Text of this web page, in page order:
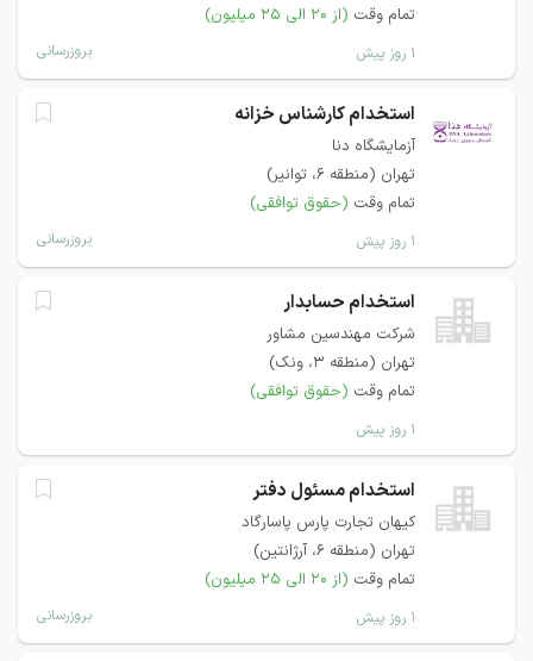
تمام وقت (از ۲۰ الی ۲۵ میلیون)
۱ روز پیش بروزرسانی
استخدام کارشناس خزانه
آزمایشگاه دنا
تهران (منطقه ۶، توانیر)
تمام وقت (حقوق توافقی)
۱ روز پیش بروزرسانی
استخدام حسابدار
شرکت مهندسین مشاور
تهران (منطقه ۳، ونک)
تمام وقت (حقوق توافقی)
۱ روز پیش
استخدام مسئول دفتر
کیهان تجارت پارس پاسارگاد
تهران (منطقه ۶، آرژانتین)
تمام وقت (از ۲۰ الی ۲۵ میلیون)
۱ روز پیش بروزرسانی